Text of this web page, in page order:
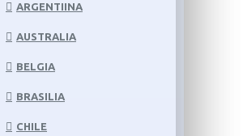
ARGENTIINA
AUSTRALIA
BELGIA
BRASILIA
CHILE